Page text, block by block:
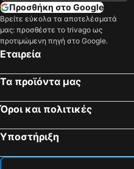
Προσθήκη στο Google
Βρείτε εύκολα τα αποτελέσματά
μας: προσθέστε το trivago ως
προτιμώμενη πηγή στο Google.
Εταιρεία
Τα προϊόντα μας
Όροι και πολιτικές
Υποστήριξη